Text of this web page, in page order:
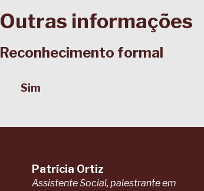
Outras informações
Reconhecimento formal
Sim
Patrícia Ortiz
Assistente Social, palestrante em